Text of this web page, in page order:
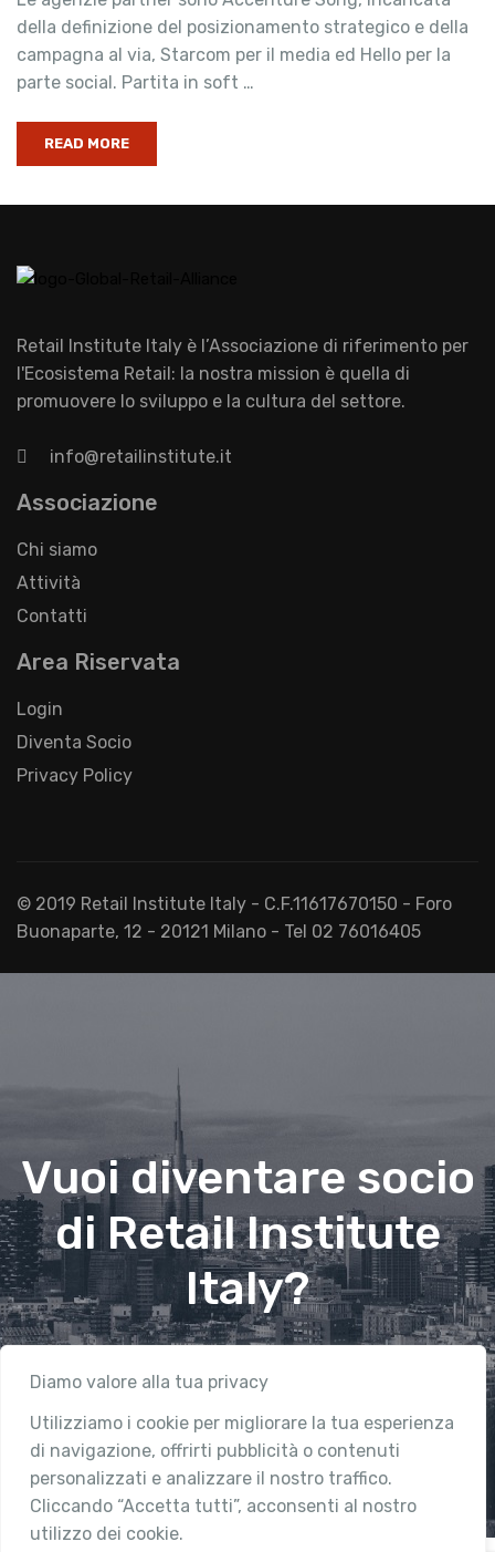
Diamo valore alla tua privacy
Utilizziamo i cookie per migliorare la tua esperienza
di navigazione, offrirti pubblicità o contenuti
personalizzati e analizzare il nostro traffico.
Cliccando “Accetta tutti”, acconsenti al nostro
utilizzo dei cookie.
della definizione del posizionamento strategico e della
campagna al via, Starcom per il media ed Hello per la
parte social. Partita in soft …
READ MORE
Retail Institute Italy è l’Associazione di riferimento per
l'Ecosistema Retail: la nostra mission è quella di
promuovere lo sviluppo e la cultura del settore.
info@retailinstitute.it
Associazione
Chi siamo
Attività
Contatti
Area Riservata
Login
Diventa Socio
Privacy Policy
© 2019 Retail Institute Italy - C.F.11617670150 - Foro
Buonaparte, 12 - 20121 Milano - Tel 02 76016405
Vuoi diventare socio
di Retail Institute
Italy?